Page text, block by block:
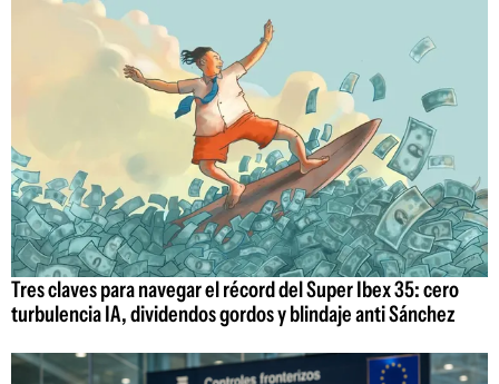
Tres claves para navegar el récord del Super Ibex 35: cero
turbulencia IA, dividendos gordos y blindaje anti Sánchez